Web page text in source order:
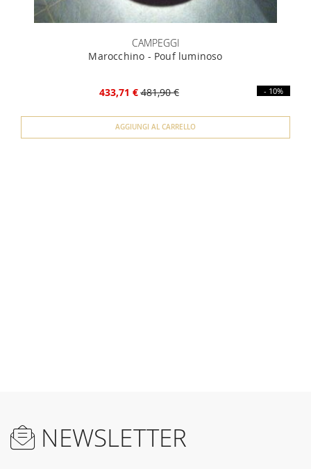
CAMPEGGI
Marocchino - Pouf luminoso
433,71 € 481,90 € - 10%
AGGIUNGI AL CARRELLO
NEWSLETTER